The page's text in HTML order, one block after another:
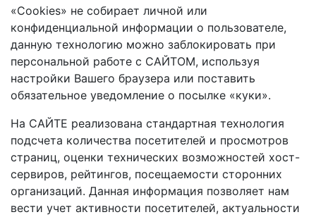
«Сookies» не собирает личной или
конфиденциальной информации о пользователе,
данную технологию можно заблокировать при
персональной работе с САЙТОМ, используя
настройки Вашего браузера или поставить
обязательное уведомление о посылке «куки».
На САЙТЕ реализована стандартная технология
подсчета количества посетителей и просмотров
страниц, оценки технических возможностей хост-
сервиров, рейтингов, посещаемости сторонних
организаций. Данная информация позволяет нам
вести учет активности посетителей, актуальности